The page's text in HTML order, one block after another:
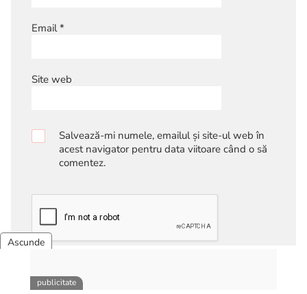
Email*
Site web
Salvează-mi numele, emailul și site-ul web în
acest navigator pentru data viitoare când o să
comentez.
Evalueaza